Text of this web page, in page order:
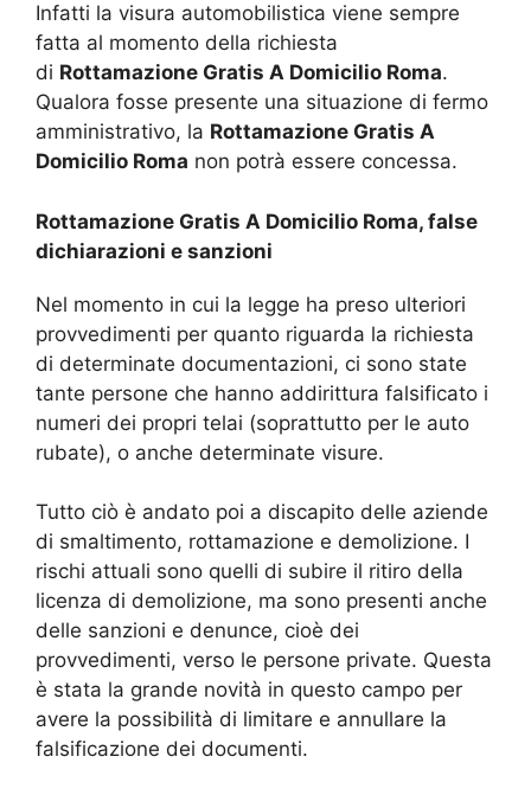
Infatti la visura automobilistica viene sempre
fatta al momento della richiesta
di Rottamazione Gratis A Domicilio Roma.
Qualora fosse presente una situazione di fermo
amministrativo, la Rottamazione Gratis A
Domicilio Roma non potrà essere concessa.
Rottamazione Gratis A Domicilio Roma, false
dichiarazioni e sanzioni
Nel momento in cui la legge ha preso ulteriori
provvedimenti per quanto riguarda la richiesta
di determinate documentazioni, ci sono state
tante persone che hanno addirittura falsificato i
numeri dei propri telai (soprattutto per le auto
rubate), o anche determinate visure.
Tutto ciò è andato poi a discapito delle aziende
di smaltimento, rottamazione e demolizione. I
rischi attuali sono quelli di subire il ritiro della
licenza di demolizione, ma sono presenti anche
delle sanzioni e denunce, cioè dei
provvedimenti, verso le persone private. Questa
è stata la grande novità in questo campo per
avere la possibilità di limitare e annullare la
falsificazione dei documenti.